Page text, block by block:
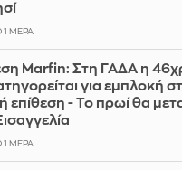
1 ΜΈΡΑ
Marfin: Στη ΓΑΔΑ η
για εμπλοκή
επίθεση - Το πρωί θα
1 ΜΈΡΑ